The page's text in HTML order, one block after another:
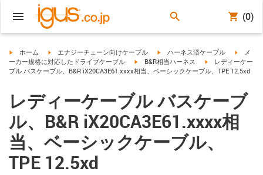
(0)
igus-icon-arrow-right
ホーム igus-icon-arrow-right
エナジーチェーン向けケーブル igus-icon-arrow-right
ハーネス済ケーブル igus-
メ
ーカー規格に対応したドライブケーブル
igus-icon-arrow-right
B&R相当ハーネス igus-icon-arrow-
レディーケー
ブル バスケーブル、B&R iX20CA3E61.xxxx相当、ベーシックケーブル、TPE 12.5xd
レディーケーブル バスケーブ
ル、B&R iX20CA3E61.xxxx相
当、ベーシックケーブル、
TPE 12.5xd